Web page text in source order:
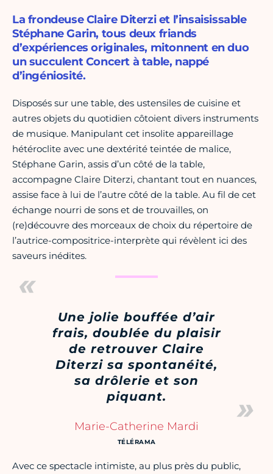
La frondeuse Claire Diterzi et l’insaisissable
Stéphane Garin, tous deux friands
d’expériences originales, mitonnent en duo
un succulent Concert à table, nappé
d’ingéniosité.
Disposés sur une table, des ustensiles de cuisine et
autres objets du quotidien côtoient divers instruments
de musique. Manipulant cet insolite appareillage
hétéroclite avec une dextérité teintée de malice,
Stéphane Garin, assis d’un côté de la table,
accompagne Claire Diterzi, chantant tout en nuances,
assise face à lui de l’autre côté de la table. Au fil de cet
échange nourri de sons et de trouvailles, on
(re)découvre des morceaux de choix du répertoire de
l’autrice-compositrice-interprète qui révèlent ici des
saveurs inédites.
Une jolie bouffée d’air
frais, doublée du plaisir
de retrouver Claire
Diterzi sa spontanéité,
sa drôlerie et son
piquant.
Marie-Catherine Mardi
TÉLÉRAMA
Avec ce spectacle intimiste, au plus près du public,